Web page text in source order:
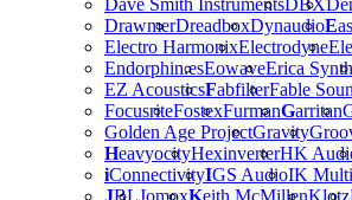
DrawmerDreadboxDynaudioE
Electro HarmonixElectrodyne
Endorphin.esEowaveErica
EZ AcousticsFabfilterFable
FocusriteFostexFurmanGarritan
Golden Age ProjectGravity
HeavyocityHexinverterHK
iConnectivityIGS AudioIK
JBLJomoxKeith McMillenKlotz